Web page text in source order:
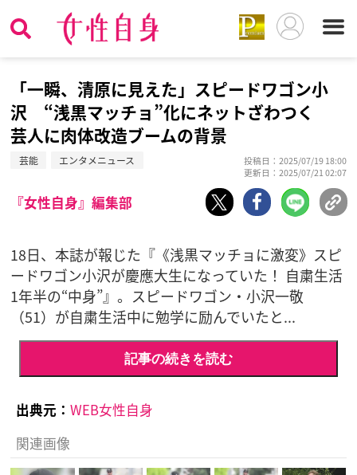
「一瞬、清原に見えた」スピードワゴン小
沢 “浅黒マッチョ”化にネットざわつく
芸人に肉体改造ブームの背景
芸能 エンタメニュース
投稿日：2025/07/19 18:00
更新日：2025/07/21 02:07
『女性自身』編集部
18日、本誌が報じた『《浅黒マッチョに激変》スピ
ードワゴン小沢が慶應大生になっていた！ 自粛生活
1年半の“中身”』。スピードワゴン・小沢一敬
（51）が自粛生活中に勉学に励んでいたと...
記事の続きを読む
出典元： WEB女性自身
関連画像